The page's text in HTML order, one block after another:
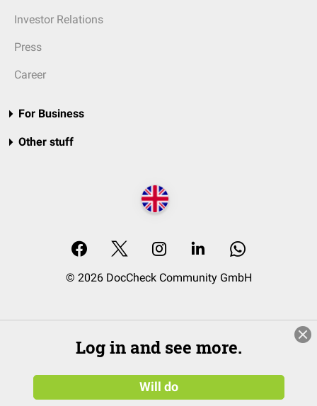
Investor Relations
Press
Career
For Business
Other stuff
© 2026 DocCheck Community GmbH
Log in and see more.
Will do